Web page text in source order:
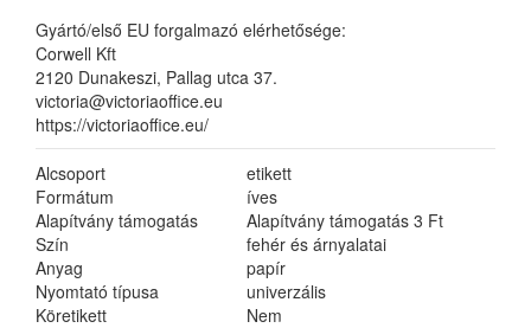
Gyártó/első EU forgalmazó elérhetősége:
Corwell Kft
2120 Dunakeszi, Pallag utca 37.
victoria@victoriaoffice.eu
https://victoriaoffice.eu/
Alcsoport
etikett
Formátum
íves
Alapítvány támogatás
Alapítvány támogatás 3 Ft
Szín
fehér és árnyalatai
Anyag
papír
Nyomtató típusa
univerzális
Köretikett
Nem